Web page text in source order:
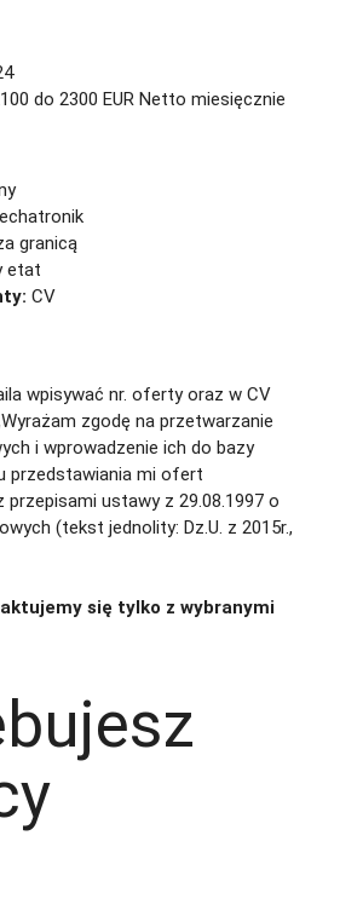
do 2300 EUR Netto miesięcznie
granicą
etat
CV
wpisywać nr. oferty oraz w CV
zgodę na przetwarzanie
i wprowadzenie ich do bazy
przedstawiania mi ofert
przepisami ustawy z 29.08.1997 o
(tekst jednolity: Dz.U. z 2015r.,
się tylko z wybranymi